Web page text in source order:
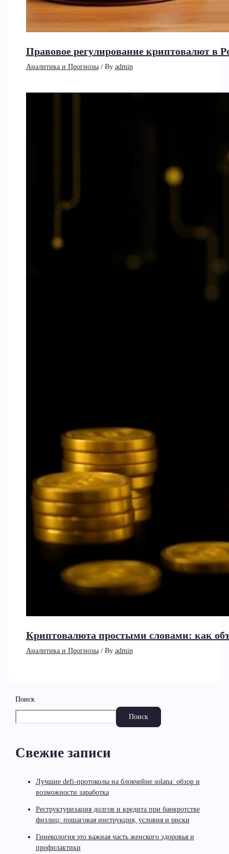
Правовое регулирование криптовалют в
Аналитика и Прогнозы/ By admin
Криптовалюта простыми словами: как
Аналитика и Прогнозы/ By admin
Поиск
Поиск
Свежие записи
Лучшие defi-протоколы на блокчейне solana: обзор и
возможности заработка
Реструктуризация долгов и кредита при банкротстве
физлиц: пошаговая инструкция, условия и риски
Гинекология это важная часть женского здоровья и
профилактики